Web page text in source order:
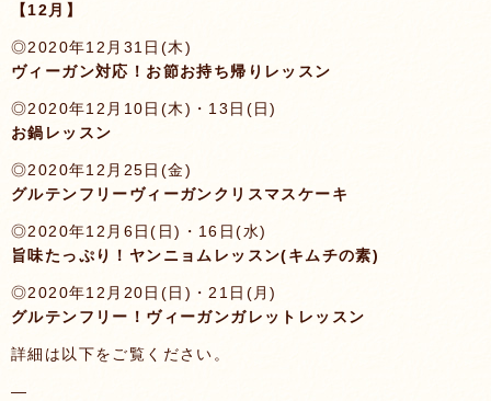
【12月】
◎2020年12月31日(木)
ヴィーガン対応！お節お持ち帰りレッスン
◎2020年12月10日(木)・13日(日)
お鍋レッスン
◎2020年12月25日(金)
グルテンフリーヴィーガンクリスマスケーキ
◎2020年12月6日(日)・16日(水)
旨味たっぷり！ヤンニョムレッスン(キムチの素)
◎2020年12月20日(日)・21日(月)
グルテンフリー！ヴィーガンガレットレッスン
詳細は以下をご覧ください。
—